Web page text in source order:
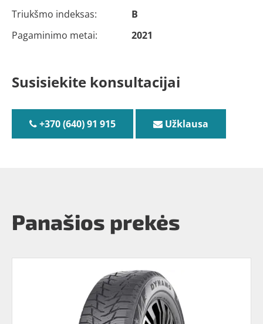
Triukšmo indeksas:
B
Pagaminimo metai:
2021
Susisiekite konsultacijai
+370 (640) 91 915 Užklausa
Panašios prekės